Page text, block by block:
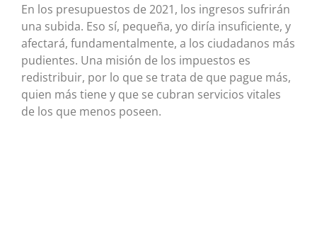
En los presupuestos de 2021, los ingresos sufrirán
una subida. Eso sí, pequeña, yo diría insuficiente, y
afectará, fundamentalmente, a los ciudadanos más
pudientes. Una misión de los impuestos es
redistribuir, por lo que se trata de que pague más,
quien más tiene y que se cubran servicios vitales
de los que menos poseen.